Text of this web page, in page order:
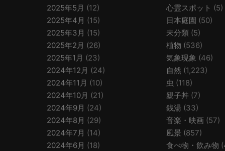
2025年5月 (12)
2025年4月 (15)
2025年3月 (15)
2025年2月 (26)
2025年1月 (23)
2024年12月 (24)
2024年11月 (10)
2024年10月 (21)
2024年9月 (24)
2024年8月 (29)
2024年7月 (14)
2024年6月 (18)
心霊スポット (5)
日本庭園 (50)
未分類 (5)
植物 (536)
気象現象 (46)
自然 (1,223)
虫 (118)
親子丼 (7)
銭湯 (33)
音楽・映画 (57)
風景 (857)
食べ物・飲み物